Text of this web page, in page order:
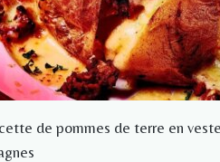
de pommes de terre en